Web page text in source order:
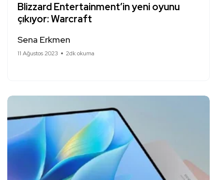
Blizzard Entertainment’in yeni oyunu
çıkıyor: Warcraft
Sena Erkmen
11 Ağustos 2023 2dk okuma